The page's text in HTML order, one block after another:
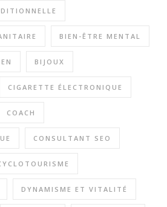
BIEN-ÊTRE MENTAL
BIJOUX
CIGARETTE ÉLECTRONIQUE
COACH
CONSULTANT SEO
DYNAMISME ET VITALITÉ